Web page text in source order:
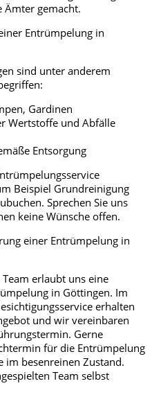
Ämter gemacht.
Entrümpelung in
sind unter anderem
Gardinen
Wertstoffe und Abfälle
Entsorgung
Beispiel Grundreinigung
Sprechen Sie uns
keine Wünsche offen.
einer Entrümpelung in
erlaubt uns eine
in Göttingen. Im
erhalten
und wir vereinbaren
Gerne
für die Entrümpelung
im besenreinen Zustand.
Team selbst